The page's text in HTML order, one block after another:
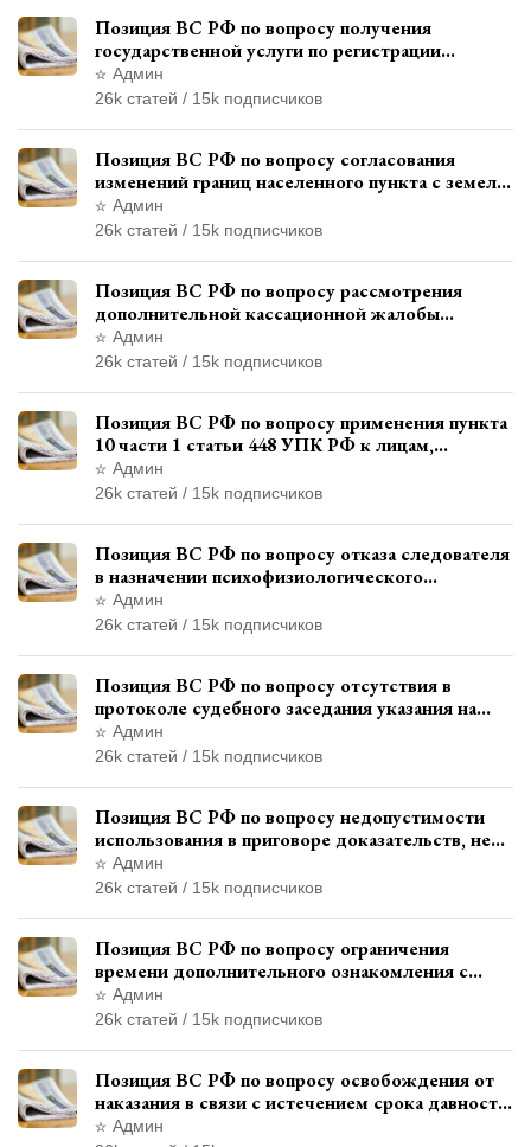
Позиция ВС РФ по вопросу получения
государственной услуги по регистрации
транспортного средства через представителя
Админ
26k статей / 15k подписчиков
Позиция ВС РФ по вопросу согласования
изменений границ населенного пункта с земель
лесного фонда
Админ
26k статей / 15k подписчиков
Позиция ВС РФ по вопросу рассмотрения
дополнительной кассационной жалобы
адвоката в кассационной инстанции
Админ
26k статей / 15k подписчиков
Позиция ВС РФ по вопросу применения пункта
10 части 1 статьи 448 УПК РФ к лицам,
уволенным из следственных органов
Админ
26k статей / 15k подписчиков
Позиция ВС РФ по вопросу отказа следователя
в назначении психофизиологического
исследования показаний обвиняемой с
использованием полиграфа
Админ
26k статей / 15k подписчиков
Позиция ВС РФ по вопросу отсутствия в
протоколе судебного заседания указания на
возможность выступления в прениях сторон
при наличии аудиозаписи
Админ
26k статей / 15k подписчиков
Позиция ВС РФ по вопросу недопустимости
использования в приговоре доказательств, не
исследованных в судебном заседании
Админ
26k статей / 15k подписчиков
Позиция ВС РФ по вопросу ограничения
времени дополнительного ознакомления с
материалами уголовного дела
Админ
26k статей / 15k подписчиков
Позиция ВС РФ по вопросу освобождения от
наказания в связи с истечением срока давности
уголовного преследования
Админ